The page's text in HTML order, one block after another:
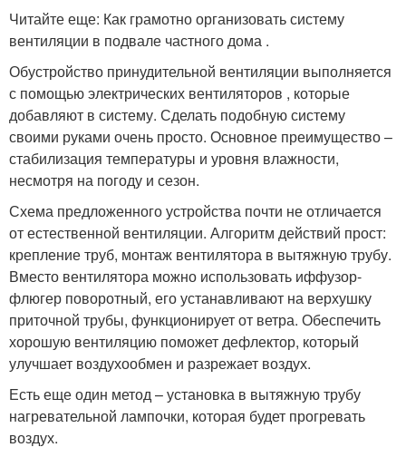
Читайте еще: Как грамотно организовать систему
вентиляции в подвале частного дома .
Обустройство принудительной вентиляции выполняется
с помощью электрических вентиляторов , которые
добавляют в систему. Сделать подобную систему
своими руками очень просто. Основное преимущество –
стабилизация температуры и уровня влажности,
несмотря на погоду и сезон.
Схема предложенного устройства почти не отличается
от естественной вентиляции. Алгоритм действий прост:
крепление труб, монтаж вентилятора в вытяжную трубу.
Вместо вентилятора можно использовать иффузор-
флюгер поворотный, его устанавливают на верхушку
приточной трубы, функционирует от ветра. Обеспечить
хорошую вентиляцию поможет дефлектор, который
улучшает воздухообмен и разрежает воздух.
Есть еще один метод – установка в вытяжную трубу
нагревательной лампочки, которая будет прогревать
воздух.